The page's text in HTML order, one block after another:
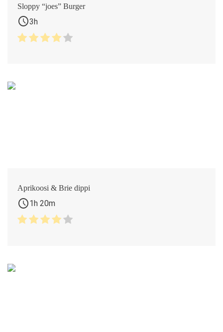
Sloppy “joes” Burger
schedule3h
Aprikoosi & Brie dippi
schedule1h 20m